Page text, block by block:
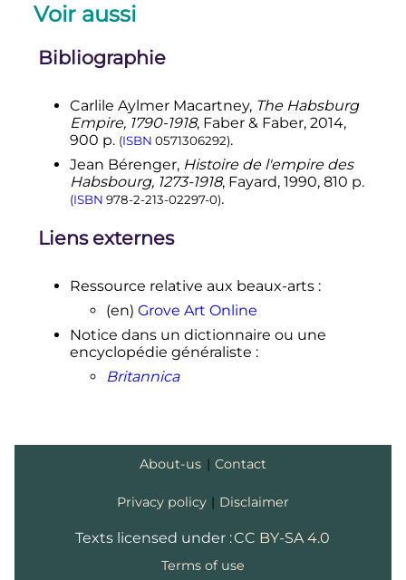
Voir aussi
Bibliographie
Carlile Aylmer Macartney, The Habsburg
Empire, 1790-1918, Faber & Faber, 2014,
900 p. (ISBN 0571306292).
Jean Bérenger, Histoire de l'empire des
Habsbourg, 1273-1918, Fayard, 1990, 810 p.
(ISBN 978-2-213-02297-0).
Liens externes
Ressource relative aux beaux-arts:
(en) Grove Art Online
Notice dans un dictionnaire ou une
encyclopédie généraliste :
Britannica
About-us Contact
Privacy policy | Disclaimer
Texts licensed under :CC BY-SA 4.0
Terms of use